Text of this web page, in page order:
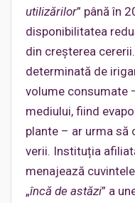
utilizărilor” până în
disponibilitatea
din creșterea
determinată de
volume consumate
mediului, fiind
plante – ar urma să
verii. Instituția
menajează
„încă de astăzi” a